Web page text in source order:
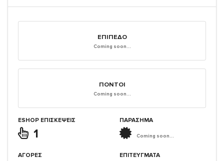
ΕΠΊΠΕΔΟ
Coming soon...
ΠΌΝΤΟΙ
Coming soon...
ESHOP ΕΠΙΣΚΈΨΕΙΣ
1
ΑΓΟΡΈΣ
ΠΑΡΑΣΗΜΑ
Coming soon...
ΕΠΙΤΕΎΓΜΑΤΑ